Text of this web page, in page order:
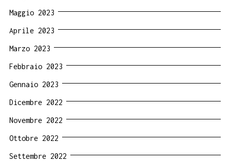
Maggio 2023
Aprile 2023
Marzo 2023
Febbraio 2023
Gennaio 2023
Dicembre 2022
Novembre 2022
Ottobre 2022
Settembre 2022